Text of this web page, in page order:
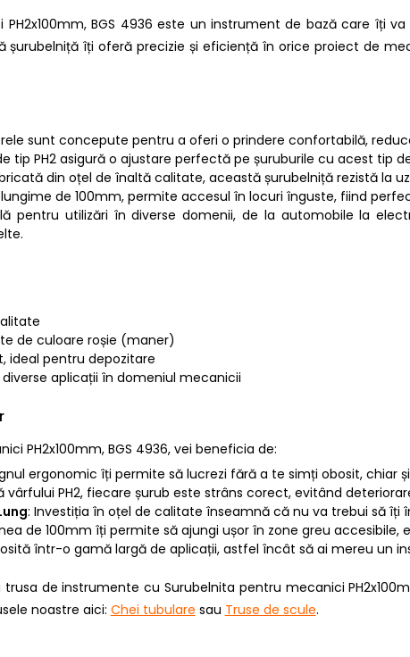
BGS 4936 este un instrument de bază care îți
șurubelniță îți oferă precizie și eficiență în orice proiect de
sunt concepute pentru a oferi o prindere confortabilă,
tip PH2 asigură o ajustare perfectă pe șuruburile cu acest tip
din oțel de înaltă calitate, această șurubelniță rezistă la
de 100mm, permite accesul în locuri înguste, fiind
pentru utilizări în diverse domenii, de la automobile la
de culoare roșie (maner)
ideal pentru depozitare
aplicații în domeniul mecanicii
PH2x100mm, BGS 4936, vei beneficia de:
ergonomic îți permite să lucrezi fără a te simți obosit, chiar
vârfului PH2, fiecare șurub este strâns corect, evitând
: Investiția în oțel de calitate înseamnă că nu va trebui să îți
de 100mm îți permite să ajungi ușor în zone greu accesibile,
într-o gamă largă de aplicații, astfel încât să ai mereu un
de instrumente cu Surubelnita pentru mecanici
noastre aici: Chei tubulare sau Truse de scule.